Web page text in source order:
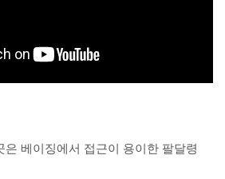
은 베이징에서 접근이 용이한 팔달령